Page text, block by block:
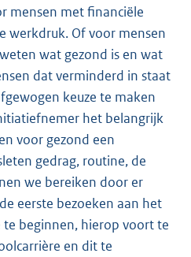
mensen met financiële
werkdruk. Of voor mensen
wat gezond is en wat
dat verminderd in staat
keuze te maken
het belangrijk
voor gezond een
gedrag, routine, de
we bereiken door er
eerste bezoeken aan het
te beginnen, hierop voort te
en dit te